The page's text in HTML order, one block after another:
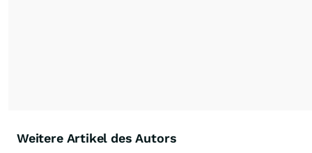
Weitere Artikel des Autors